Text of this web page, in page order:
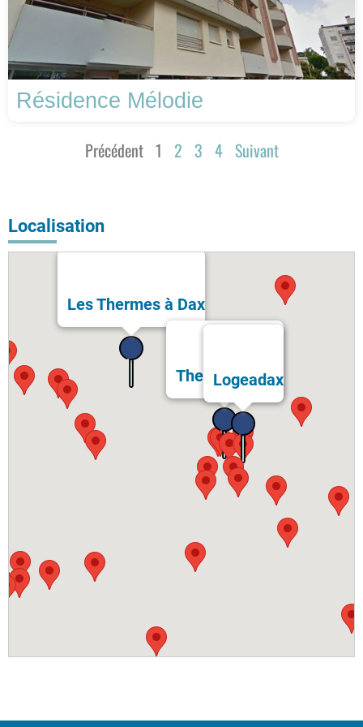
Résidence Mélodie
Précédent 1 2 3 4 Suivant
Localisation
Thermes Bérot
Les Thermes à Dax
Logeadax